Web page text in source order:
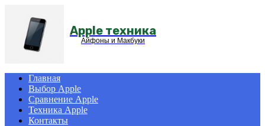
Apple техника
Айфоны и Макбуки
Главная
Выбор Apple
Сравнение Apple
Техника Apple
Контакты